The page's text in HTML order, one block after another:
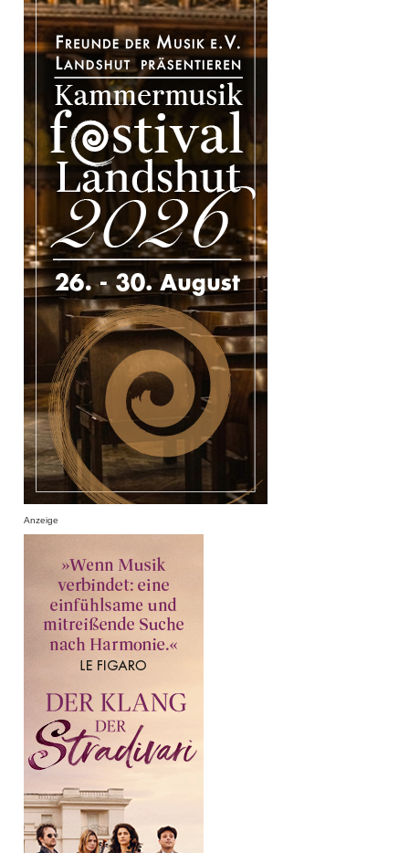
Anzeige